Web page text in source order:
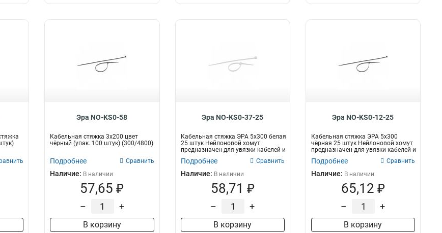
Эра NO-KS0-58
Кабельная стяжка 3x200 цвет
чёрный (упак. 100 штук) (300/4800)
Подробнее Сравнить
Наличие: В наличии
57,65 ₽
– +
В корзину
Эра NO-KS0-37-25
Кабельная стяжка ЭРА 5x300 белая
25 штук Нейлоновой хомут
предназначен для увязки кабелей и
Подробнее Сравнить
Наличие: В наличии
58,71 ₽
– +
В корзину
Эра NO-KS0-12-25
Кабельная стяжка ЭРА 5x300
чёрная 25 штук Нейлоновой хомут
предназначен для увязки кабелей и
Подробнее Сравнить
Наличие: В наличии
65,12 ₽
– +
В корзину